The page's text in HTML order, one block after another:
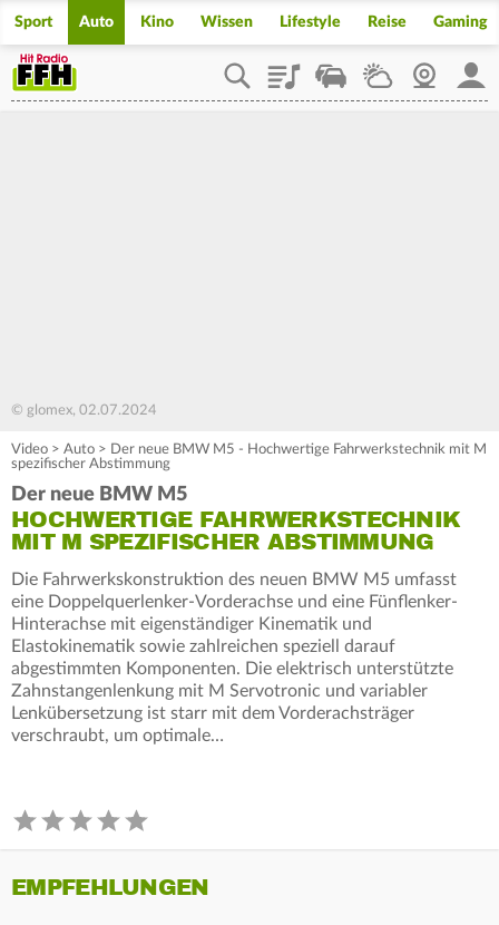
Sport Auto Kino Wissen Lifestyle Reise Gaming
PlaylistStaupilotWetterWebcam
© glomex, 02.07.2024
Video > Auto > Der neue BMW M5 - Hochwertige Fahrwerkstechnik mit M
spezifischer Abstimmung
Der neue BMW M5
HOCHWERTIGE FAHRWERKSTECHNIK
MIT M SPEZIFISCHER ABSTIMMUNG
Die Fahrwerkskonstruktion des neuen BMW M5 umfasst
eine Doppelquerlenker-Vorderachse und eine Fünflenker-
Hinterachse mit eigenständiger Kinematik und
Elastokinematik sowie zahlreichen speziell darauf
abgestimmten Komponenten. Die elektrisch unterstützte
Zahnstangenlenkung mit M Servotronic und variabler
Lenkübersetzung ist starr mit dem Vorderachsträger
verschraubt, um optimale…
EMPFEHLUNGEN